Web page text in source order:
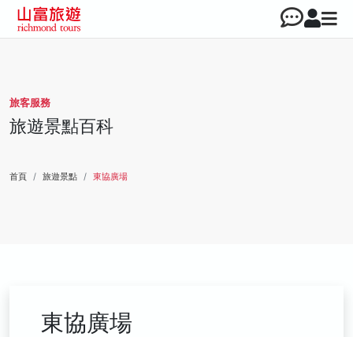
旅客服務
旅遊景點百科
首頁 旅遊景點 東協廣場
東協廣場